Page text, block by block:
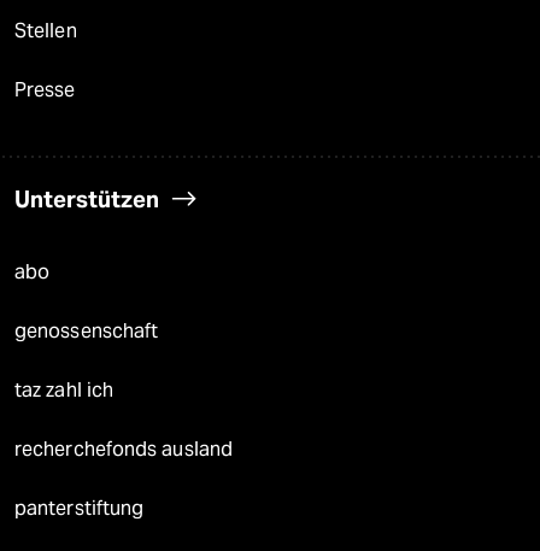
Stellen
Presse
Unterstützen
abo
genossenschaft
taz zahl ich
recherchefonds ausland
panterstiftung